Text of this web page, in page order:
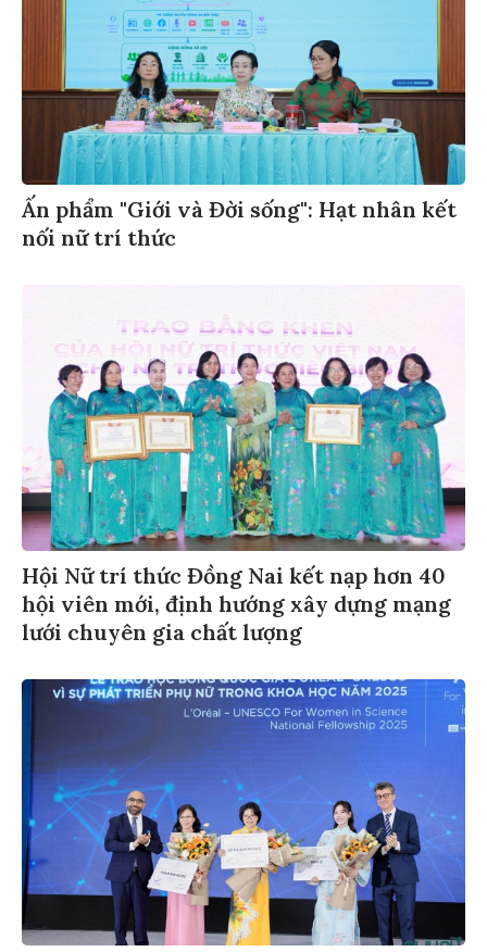
Ấn phẩm "Giới và Đời sống": Hạt nhân kết
nối nữ trí thức
Hội Nữ trí thức Đồng Nai kết nạp hơn 40
hội viên mới, định hướng xây dựng mạng
lưới chuyên gia chất lượng